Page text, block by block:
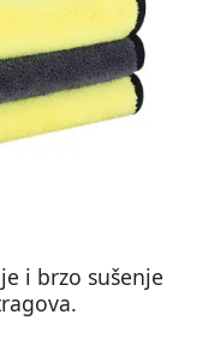
i brzo sušenje